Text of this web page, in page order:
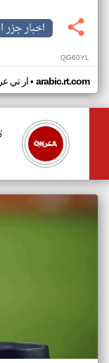
اخبار جزر
QG60YL
ار تي• arabic.rt.com